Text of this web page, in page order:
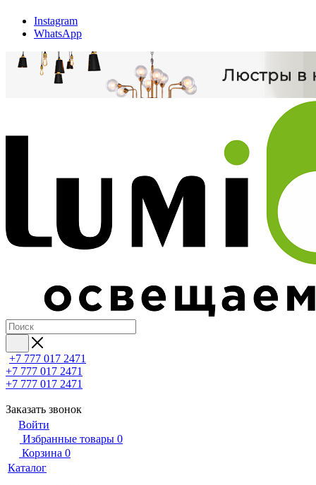
Instagram
WhatsApp
+7 777 017 2471
+7 777 017 2471
+7 777 017 2471
Заказать звонок
Войти
Избранные товары 0
Корзина 0
Каталог